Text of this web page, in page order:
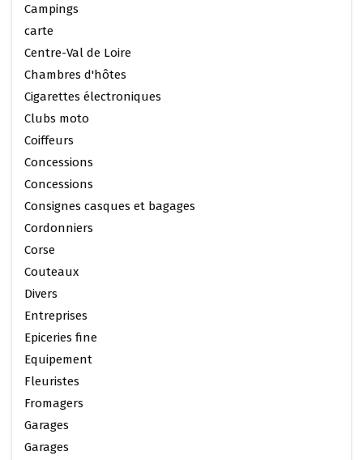
Campings
carte
Centre-Val de Loire
Chambres d'hôtes
Cigarettes électroniques
Clubs moto
Coiffeurs
Concessions
Concessions
Consignes casques et bagages
Cordonniers
Corse
Couteaux
Divers
Entreprises
Epiceries fine
Equipement
Fleuristes
Fromagers
Garages
Garages